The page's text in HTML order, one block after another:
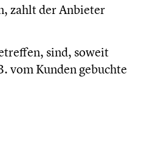
zahlt der Anbieter
sind, soweit
vom Kunden gebuchte